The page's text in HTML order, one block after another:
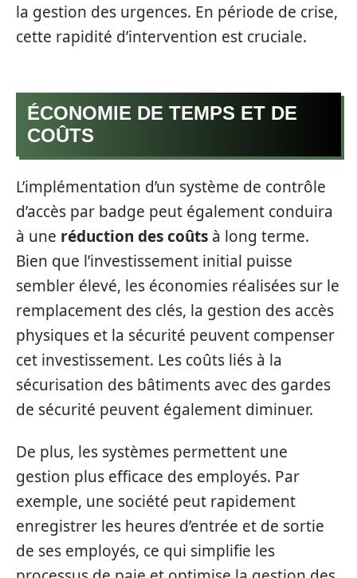
la gestion des urgences. En période de crise,
cette rapidité d’intervention est cruciale.
ÉCONOMIE DE TEMPS ET DE
COÛTS
L’implémentation d’un système de contrôle
d’accès par badge peut également conduira
à une réduction des coûts à long terme.
Bien que l’investissement initial puisse
sembler élevé, les économies réalisées sur le
remplacement des clés, la gestion des accès
physiques et la sécurité peuvent compenser
cet investissement. Les coûts liés à la
sécurisation des bâtiments avec des gardes
de sécurité peuvent également diminuer.
De plus, les systèmes permettent une
gestion plus efficace des employés. Par
exemple, une société peut rapidement
enregistrer les heures d’entrée et de sortie
de ses employés, ce qui simplifie les